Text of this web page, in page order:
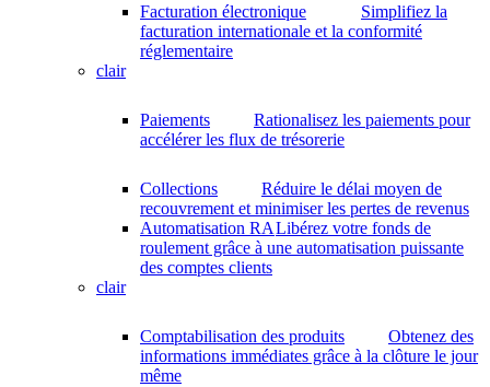
Facturation électronique
Simplifiez la
facturation internationale et la conformité
réglementaire
clair
Paiements
Rationalisez les paiements pour
accélérer les flux de trésorerie
Collections
Réduire le délai moyen de
recouvrement et minimiser les pertes de revenus
Automatisation RALibérez votre fonds de
roulement grâce à une automatisation puissante
des comptes clients
clair
Comptabilisation des produits
Obtenez des
informations immédiates grâce à la clôture le jour
même